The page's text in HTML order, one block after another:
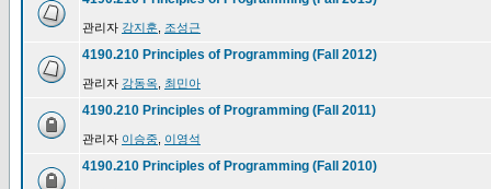
관리자 강지훈 조성근
4190.210 Principles of Programming (Fall 2012)
관리자 강동옥 최민아
4190.210 Principles of Programming (Fall 2011)
관리자 이승중 이영석
4190.210 Principles of Programming (Fall 2010)